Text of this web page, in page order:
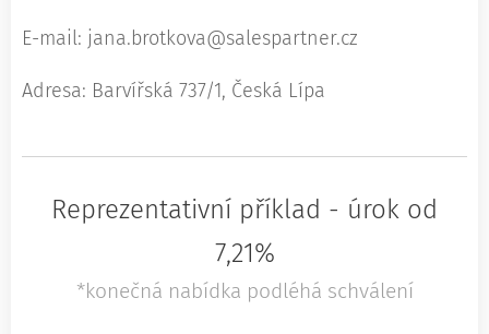
E-mail: jana.brotkova@salespartner.cz
Adresa: Barvířská 737/1, Česká Lípa
Reprezentativní příklad - úrok od
7,21%
*konečná nabídka podléhá schválení